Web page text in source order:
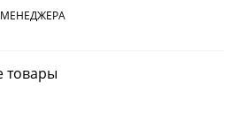
товары